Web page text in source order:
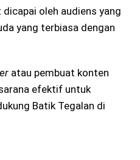
oleh audiens yang
yang terbiasa dengan
atau pembuat konten
efektif untuk
Batik Tegalan di